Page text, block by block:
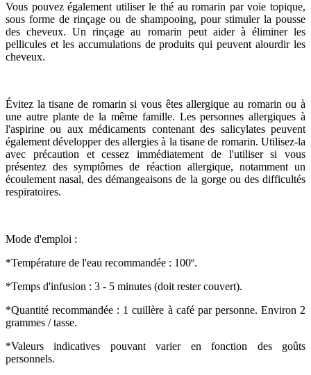
Vous pouvez également utiliser le thé au romarin par voie topique,
sous forme de rinçage ou de shampooing, pour stimuler la pousse
des cheveux. Un rinçage au romarin peut aider à éliminer les
pellicules et les accumulations de produits qui peuvent alourdir les
cheveux.
Évitez la tisane de romarin si vous êtes allergique au romarin ou à
une autre plante de la même famille. Les personnes allergiques à
l'aspirine ou aux médicaments contenant des salicylates peuvent
également développer des allergies à la tisane de romarin. Utilisez-la
avec précaution et cessez immédiatement de l'utiliser si vous
présentez des symptômes de réaction allergique, notamment un
écoulement nasal, des démangeaisons de la gorge ou des difficultés
respiratoires.
Mode d'emploi :
*Température de l'eau recommandée : 100º.
*Temps d'infusion : 3 - 5 minutes (doit rester couvert).
*Quantité recommandée : 1 cuillère à café par personne. Environ 2
grammes / tasse.
*Valeurs indicatives pouvant varier en fonction des goûts
personnels.